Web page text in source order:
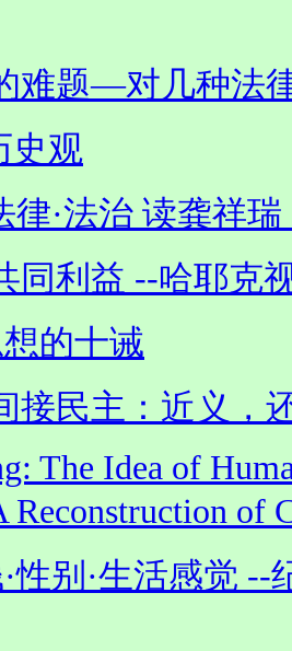
难题—对几种法
史观
律·法治 读龚祥
同利益 --哈耶克
的十诫
接民主：近义，
The Idea of
Reconstruction of
性别·生活感觉